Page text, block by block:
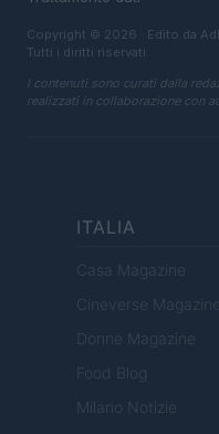
Copyright © 2026 · Edito da
Tutti i diritti riservati
I contenuti sono curati dalla
realizzati in collaborazione con
ITALIA
Casa Magazine
Cineverse Magazine
Donne Magazine
Food Blog
Milano Notizie